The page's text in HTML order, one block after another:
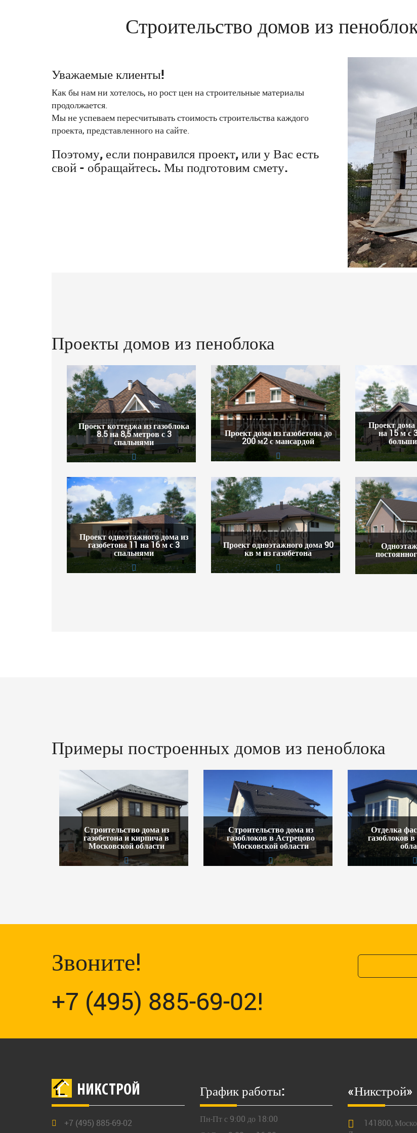
Строительство домов из
Уважаемые клиенты!
Как бы нам ни хотелось, но рост цен на строительные материалы
продолжается.
Мы не успеваем пересчитывать стоимость строительства каждого
проекта, представленного на сайте.
Поэтому, если понравился проект, или у Вас есть
свой - обращайтесь. Мы подготовим смету.
Проекты домов из пеноблока
Проект коттеджа из газоблока
8.5 на 8,5 метров с 3
спальнями
Проект дома из газобетона до
200 м2 с мансардой
Проект дома
на 15 м с
Проект одноэтажного дома из
газобетона 11 на 16 м с 3
спальнями
Проект одноэтажного дома 90
кв м из газобетона
Примеры построенных домов из пеноблока
Строительство дома из
газобетона и кирпича в
Московской области
Строительство дома из
газоблоков в Астрецово
Московской области
Отделка
газоблоков
Звоните!
+7 (495) 885-69-02!
НИКСТРОЙ
+7 (495) 885-69-02
График работы:
Пн-Пт с 9:00 до 18:00
«Никстрой»
141800,